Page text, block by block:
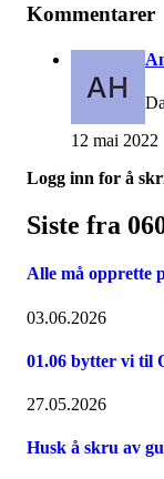
Kommentarer
12 mai 2022
Logg inn for å
Siste fra
Alle må opprette
03.06.2026
01.06 bytter vi til
27.05.2026
Husk å skru av